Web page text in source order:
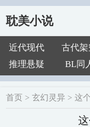
耽美小说
近代现代 古代架
推理悬疑
BL同
首页 > 玄幻灵异 > 这